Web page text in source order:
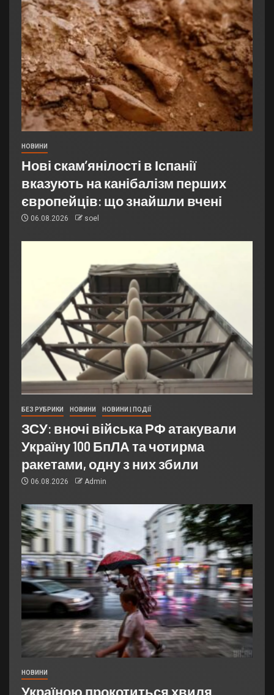
НОВИНИ
Нові скам’янілості в Іспанії
вказують на канібалізм перших
європейців: що знайшли вчені
06.08.2026 soel
БЕЗ РУБРИКИ НОВИНИ НОВИНИ | ПОДІЇ
ЗСУ: вночі війська РФ атакували
Україну 100 БпЛА та чотирма
ракетами, одну з них збили
06.08.2026 Admin
НОВИНИ
Україною прокотиться хвиля